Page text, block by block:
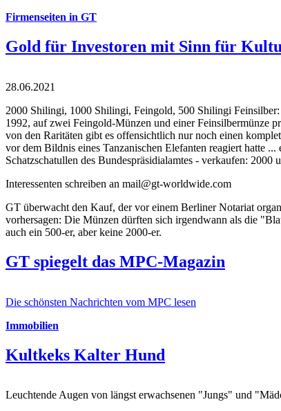
Firmenseiten in GT
Gold für Investoren mit Sinn für
28.06.2021
2000 Shilingi, 1000 Shilingi, Feingold, 500 Shilingi Feinsilber:
1992, auf zwei Feingold-Münzen und einer Feinsilbermünze
von den Raritäten gibt es offensichtlich nur noch einen
vor dem Bildnis eines Tanzanischen Elefanten reagiert hatte
Schatzschatullen des Bundespräsidialamtes - verkaufen:
Interessenten schreiben an mail@gt-worldwide.com
GT überwacht den Kauf, der vor einem Berliner Notariat
vorhersagen: Die Münzen dürften sich irgendwann als die
auch ein 500-er, aber keine 2000-er.
GT spiegelt das MPC-Magazin
Die schönsten Nachrichten vom MPC lesen
Immobilien
Kultkeks Kalter Hund
Leuchtende Augen von längst erwachsenen "Jungs" und